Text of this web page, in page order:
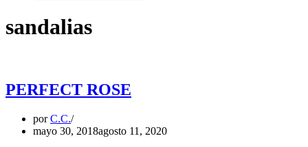
sandalias
PERFECT ROSE
porC.C.
mayo 30, 2018agosto 11, 2020